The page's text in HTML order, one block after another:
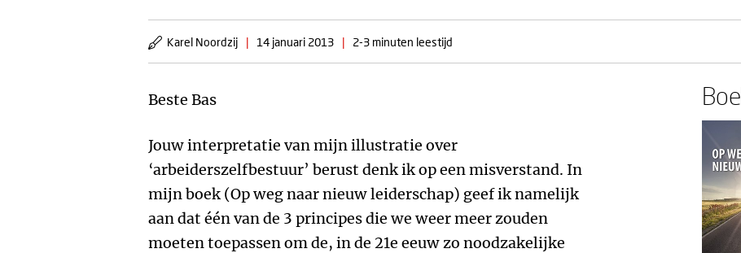
Karel Noordzij | 14 januari 2013 | 2-3 minuten leestijd
Beste Bas
Jouw interpretatie van mijn illustratie over
‘arbeiderszelfbestuur’ berust denk ik op een misverstand. In
mijn boek (Op weg naar nieuw leiderschap) geef ik namelijk
aan dat één van de 3 principes die we weer meer zouden
moeten toepassen om de, in de 21e eeuw zo noodzakelijke